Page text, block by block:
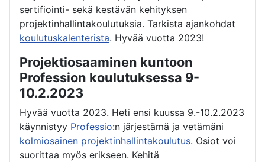
sertifiointi- sekä kestävän kehityksen
projektinhallintakoulutuksia. Tarkista ajankohdat
koulutuskalenterista. Hyvää vuotta 2023!
Projektiosaaminen kuntoon
Profession koulutuksessa 9-
10.2.2023
Hyvää vuotta 2023. Heti ensi kuussa 9.-10.2.2023
käynnistyy Professio:n järjestämä ja vetämäni
kolmiosainen projektinhallintakoulutus. Osiot voi
suorittaa myös erikseen. Kehitä